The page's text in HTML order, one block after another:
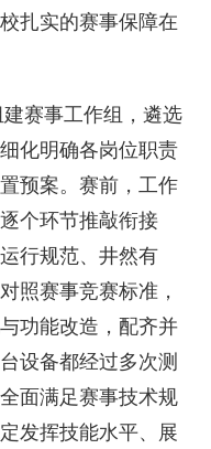
扎实的赛事保障在
赛事工作组，遴选
化明确各岗位职责
预案。赛前，工作
个环节推敲衔接
行规范、井然有
照赛事竞赛标准，
功能改造，配齐并
设备都经过多次测
面满足赛事技术规
发挥技能水平、展